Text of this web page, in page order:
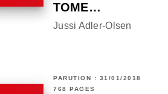
TOME…
Jussi Adler-Olsen
PARUTION : 31/01/2018
768 PAGES